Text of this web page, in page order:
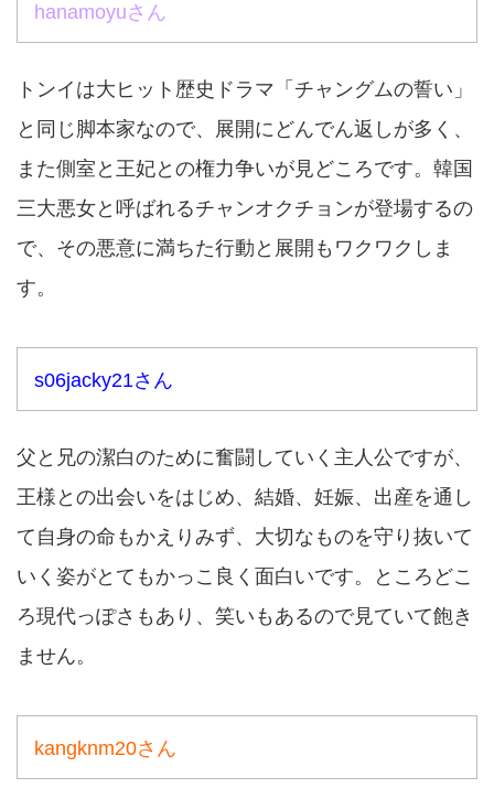
hanamoyuさん
トンイは大ヒット歴史ドラマ「チャングムの誓い」
と同じ脚本家なので、展開にどんでん返しが多く、
また側室と王妃との権力争いが見どころです。韓国
三大悪女と呼ばれるチャンオクチョンが登場するの
で、その悪意に満ちた行動と展開もワクワクしま
す。
s06jacky21さん
父と兄の潔白のために奮闘していく主人公ですが、
王様との出会いをはじめ、結婚、妊娠、出産を通し
て自身の命もかえりみず、大切なものを守り抜いて
いく姿がとてもかっこ良く面白いです。ところどこ
ろ現代っぽさもあり、笑いもあるので見ていて飽き
ません。
kangknm20さん